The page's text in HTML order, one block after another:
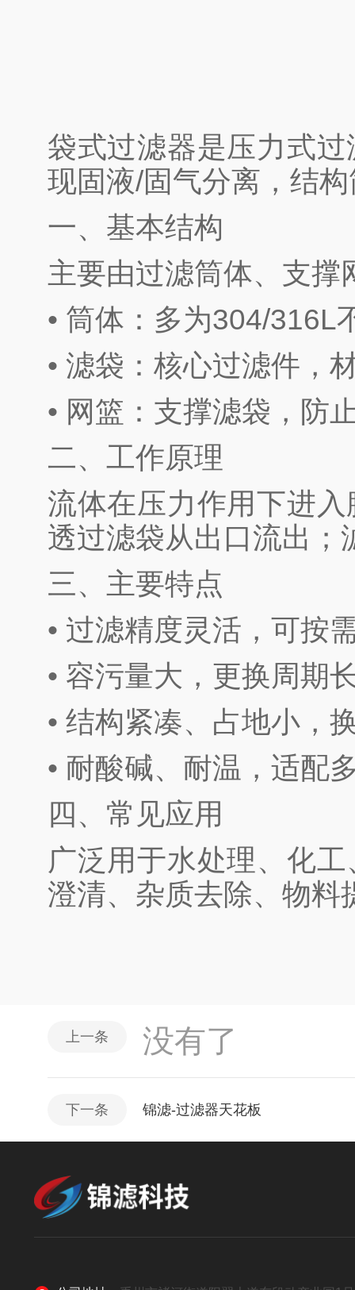
袋式过滤器是压力式
现固液/固气分离，结
一、基本结构
主要由过滤筒体、支撑
• 筒体：多为304/316L
• 滤袋：核心过滤件，
• 网篮：支撑滤袋，防
二、工作原理
流体在压力作用下进
透过滤袋从出口流出；
三、主要特点
• 过滤精度灵活，可按
• 容污量大，更换周期
• 结构紧凑、占地小，
• 耐酸碱、耐温，适配
四、常见应用
广泛用于水处理、化
澄清、杂质去除、物料
上一条 没有了
下一条 锦滤-过滤器天花板